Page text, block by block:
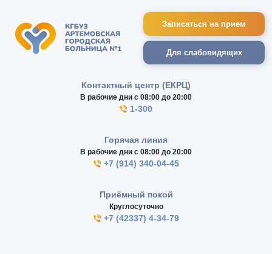
Записаться на прием
Для слабовидящих
Контактный центр (ЕКРЦ)
В рабочие дни с 08:00 до 20:00
1-300
Горячая линия
В рабочие дни с 08:00 до 20:00
+7 (914) 340-04-45
Приёмный покой
Круглосуточно
+7 (42337) 4-34-79